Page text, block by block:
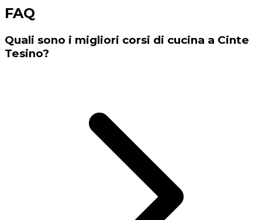
FAQ
Quali sono i migliori corsi di cucina a Cinte
Tesino?